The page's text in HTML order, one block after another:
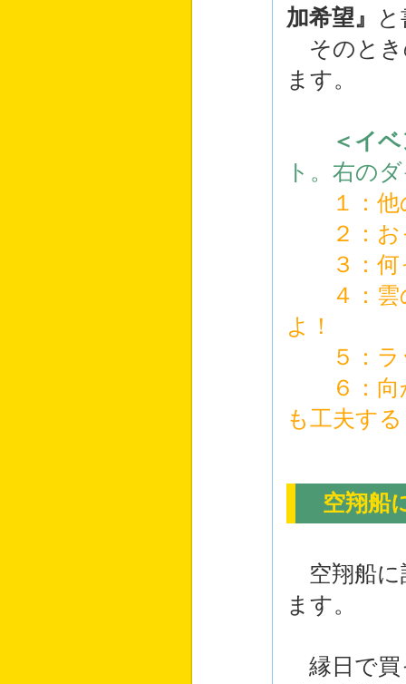
加希望』
そのとき
ます。
＜イ
ト。右の
１：他の
２：お
３：何
４：雲の
よ！
５：ラ
６：向
も工夫す
空翔船
空翔船に
ます。
縁日で買